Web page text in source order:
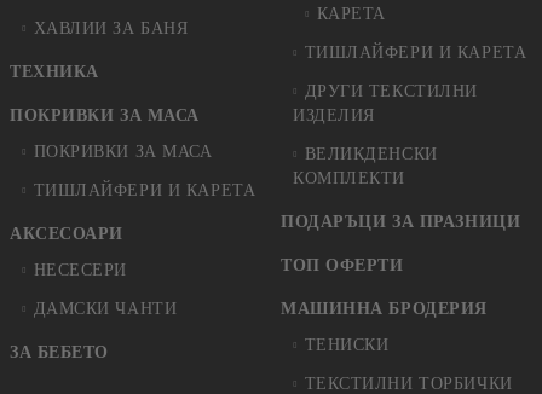
ХАВЛИИ ЗА БАНЯ
ТЕХНИКА
ПОКРИВКИ ЗА МАСА
ПОКРИВКИ ЗА МАСА
ТИШЛАЙФЕРИ И КАРЕТА
АКСЕСОАРИ
НЕСЕСЕРИ
ДАМСКИ ЧАНТИ
ЗА БЕБЕТО
КАРЕТА
ТИШЛАЙФЕРИ И КАРЕТА
ДРУГИ ТЕКСТИЛНИ
ИЗДЕЛИЯ
ВЕЛИКДЕНСКИ
КОМПЛЕКТИ
ПОДАРЪЦИ ЗА ПРАЗНИЦИ
ТОП ОФЕРТИ
МАШИННА БРОДЕРИЯ
ТЕНИСКИ
ТЕКСТИЛНИ ТОРБИЧКИ